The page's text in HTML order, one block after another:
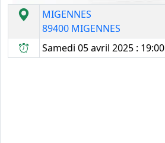
MIGENNES
89400 MIGENNES
Samedi 05 avril 2025 : 19:00